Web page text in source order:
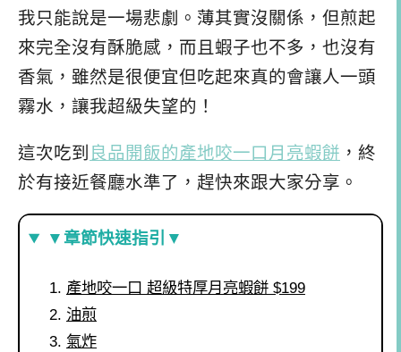
我只能說是一場悲劇。薄其實沒關係，但煎起
來完全沒有酥脆感，而且蝦子也不多，也沒有
香氣，雖然是很便宜但吃起來真的會讓人一頭
霧水，讓我超級失望的！
這次吃到 良品開飯的產地咬一口月亮蝦餅 ，終
於有接近餐廳水準了，趕快來跟大家分享。
▼章節快速指引▼
產地咬一口 超級特厚月亮蝦餅 $199
油煎
氣炸